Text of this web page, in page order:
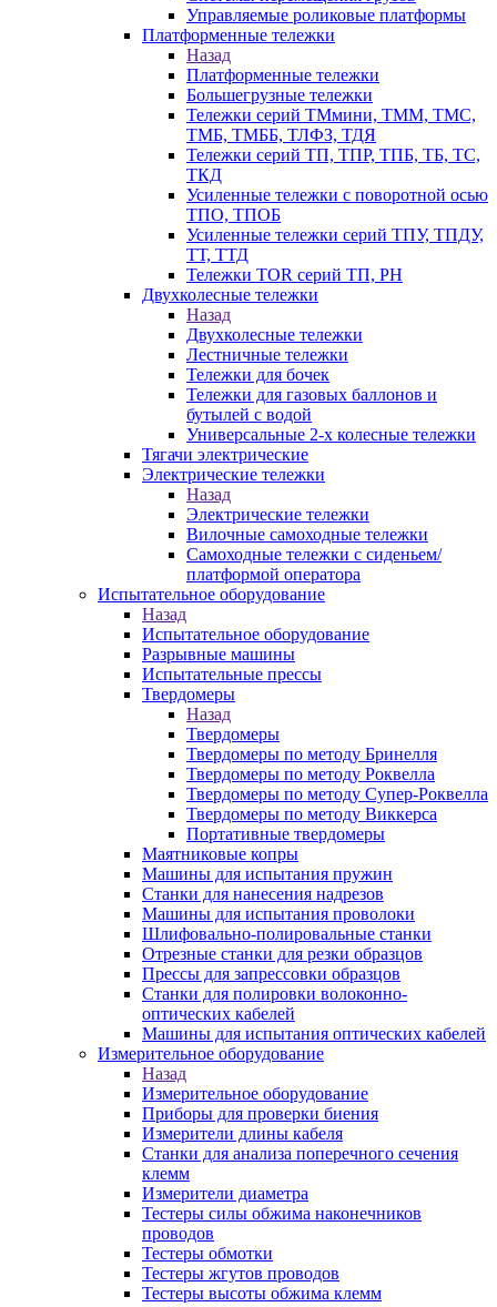
Управляемые роликовые платформы
Платформенные тележки
Назад
Платформенные тележки
Большегрузные тележки
Тележки серий ТМмини, ТММ, ТМС,
ТМБ, ТМББ, ТЛФЗ, ТДЯ
Тележки серий ТП, ТПР, ТПБ, ТБ, ТС,
ТКД
Усиленные тележки с поворотной осью
ТПО, ТПОБ
Усиленные тележки серий ТПУ, ТПДУ,
ТТ, ТТД
Тележки TOR серий ТП, PH
Двухколесные тележки
Назад
Двухколесные тележки
Лестничные тележки
Тележки для бочек
Тележки для газовых баллонов и
бутылей с водой
Универсальные 2-х колесные тележки
Тягачи электрические
Электрические тележки
Назад
Электрические тележки
Вилочные самоходные тележки
Самоходные тележки с сиденьем/
платформой оператора
Испытательное оборудование
Назад
Испытательное оборудование
Разрывные машины
Испытательные прессы
Твердомеры
Назад
Твердомеры
Твердомеры по методу Бринелля
Твердомеры по методу Роквелла
Твердомеры по методу Супер-Роквелла
Твердомеры по методу Виккерса
Портативные твердомеры
Маятниковые копры
Машины для испытания пружин
Станки для нанесения надрезов
Машины для испытания проволоки
Шлифовально-полировальные станки
Отрезные станки для резки образцов
Прессы для запрессовки образцов
Станки для полировки волоконно-
оптических кабелей
Машины для испытания оптических кабелей
Измерительное оборудование
Назад
Измерительное оборудование
Приборы для проверки биения
Измерители длины кабеля
Станки для анализа поперечного сечения
клемм
Измерители диаметра
Тестеры силы обжима наконечников
проводов
Тестеры обмотки
Тестеры жгутов проводов
Тестеры высоты обжима клемм